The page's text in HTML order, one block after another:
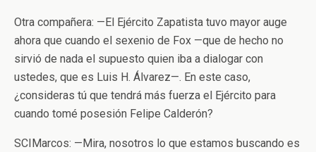
Otra compañera: —El Ejército Zapatista tuvo mayor auge
ahora que cuando el sexenio de Fox —que de hecho no
sirvió de nada el supuesto quien iba a dialogar con
ustedes, que es Luis H. Álvarez—. En este caso,
¿consideras tú que tendrá más fuerza el Ejército para
cuando tomé posesión Felipe Calderón?
SCIMarcos: —Mira, nosotros lo que estamos buscando es